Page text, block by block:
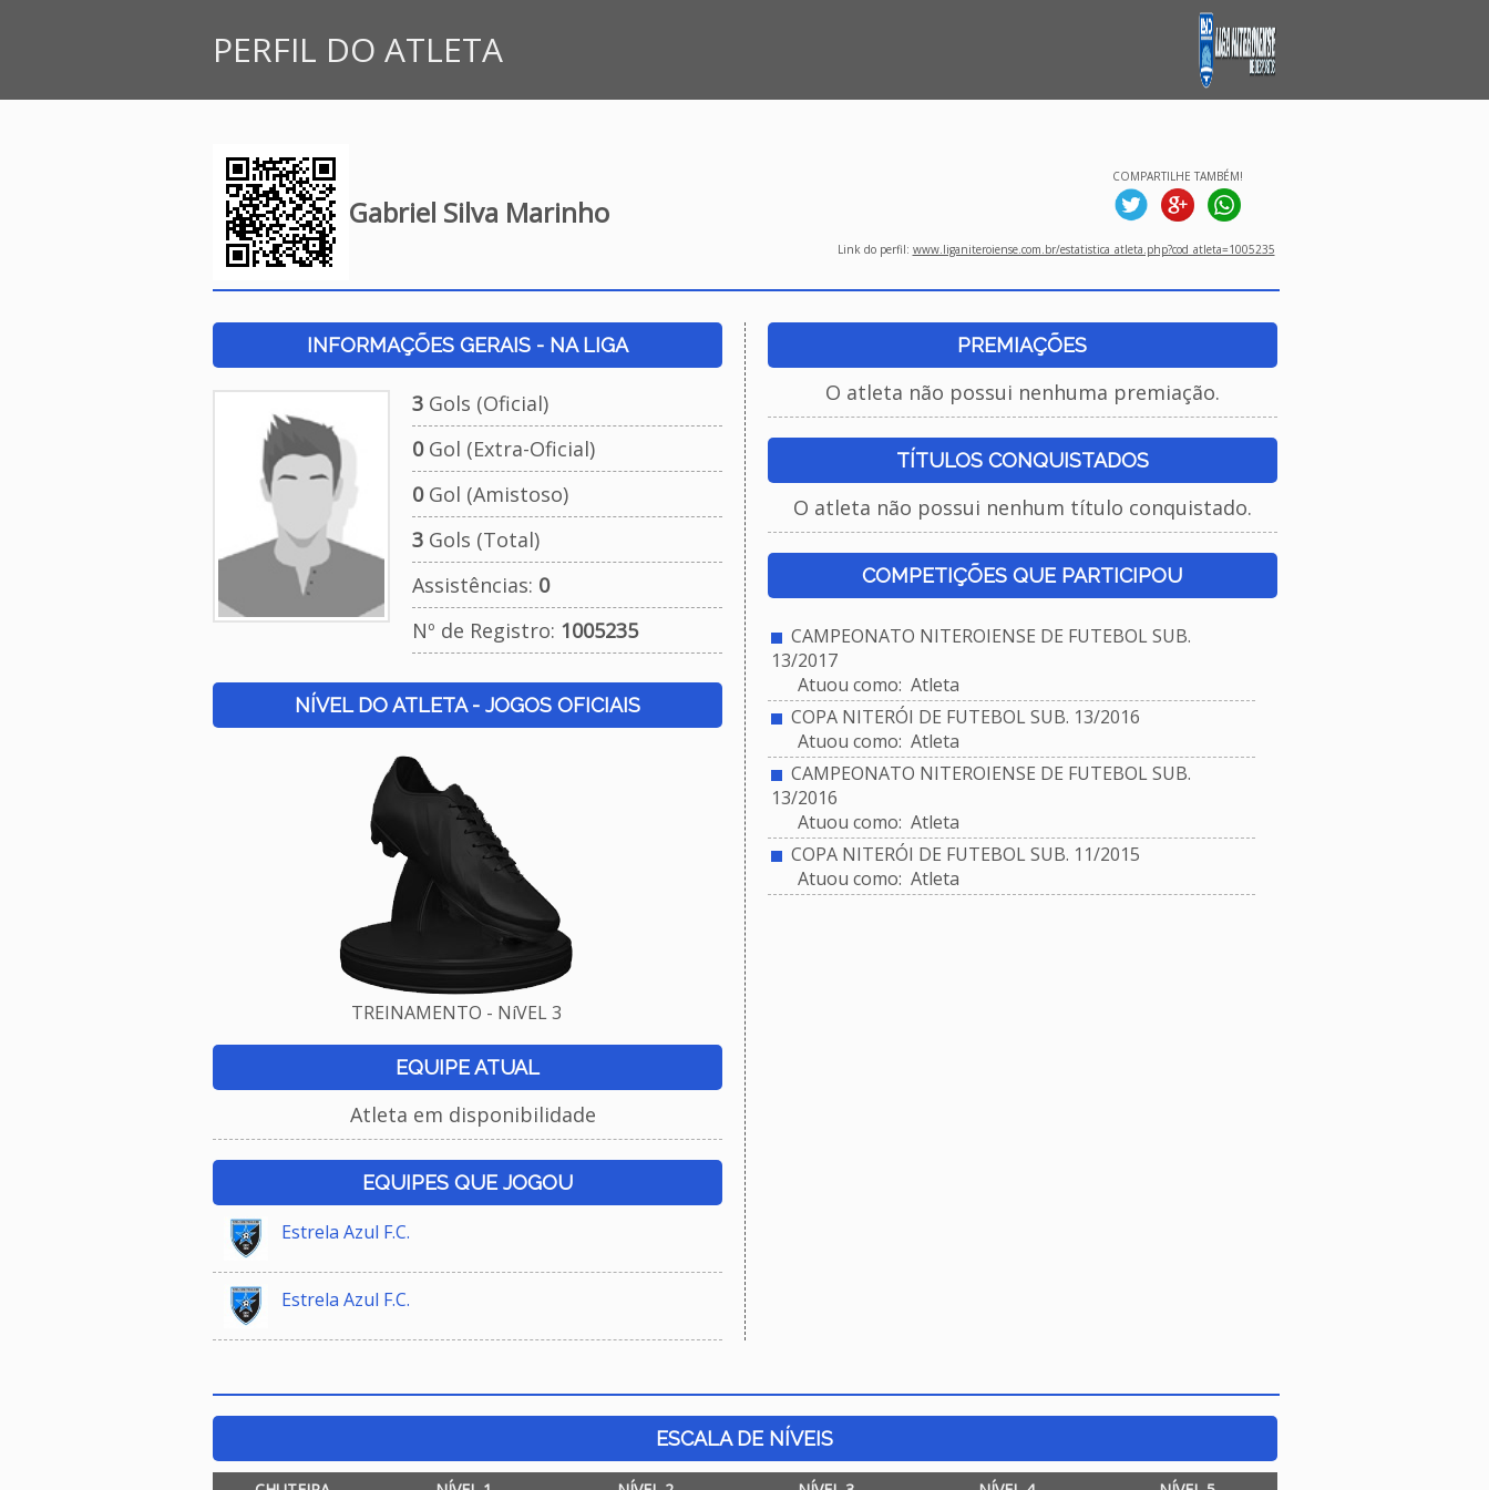
PERFIL DO ATLETA
Gabriel Silva Marinho
COMPARTILHE TAMBÉM!
Link do perfil: www.liganiteroiense.com.br/estatistica_atleta.php?cod_atleta=1005235
INFORMAÇÕES GERAIS - NA LIGA
3Gols (Oficial)
0Gol (Extra-Oficial)
0Gol (Amistoso)
3Gols (Total)
Assistências: 0
Nº de Registro: 1005235
NÍVEL DO ATLETA - JOGOS OFICIAIS
TREINAMENTO - NíVEL 3
EQUIPE ATUAL
Atleta em disponibilidade
EQUIPES QUE JOGOU
Estrela Azul F.C.
Estrela Azul F.C.
PREMIAÇÕES
O atleta não possui nenhuma premiação.
TÍTULOS CONQUISTADOS
O atleta não possui nenhum título conquistado.
COMPETIÇÕES QUE PARTICIPOU
CAMPEONATO NITEROIENSE DE FUTEBOL SUB.
13/2017
Atuou como: Atleta
COPA NITERÓI DE FUTEBOL SUB. 13/2016
Atuou como: Atleta
CAMPEONATO NITEROIENSE DE FUTEBOL SUB.
13/2016
Atuou como: Atleta
COPA NITERÓI DE FUTEBOL SUB. 11/2015
Atuou como: Atleta
ESCALA DE NÍVEIS